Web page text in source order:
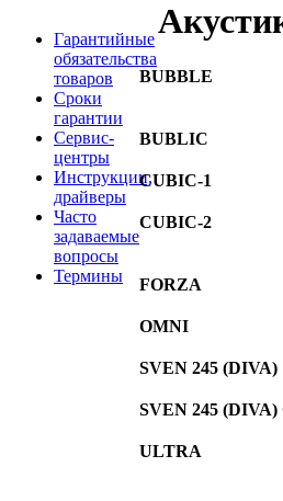
Гарантийные
обязательства
товаров
Сроки
гарантии
Сервис-
центры
Инструкции,
драйверы
Часто
задаваемые
вопросы
Термины
BUBBLE
BUBLIC
CUBIC-1
CUBIC-2
FORZA
OMNI
SVEN 245 (DIVA)
SVEN 245
ULTRA